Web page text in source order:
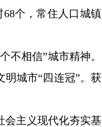
个，常住人口城镇
不相信”城市精神。
明城市“四连冠”。获
会主义现代化夯实基